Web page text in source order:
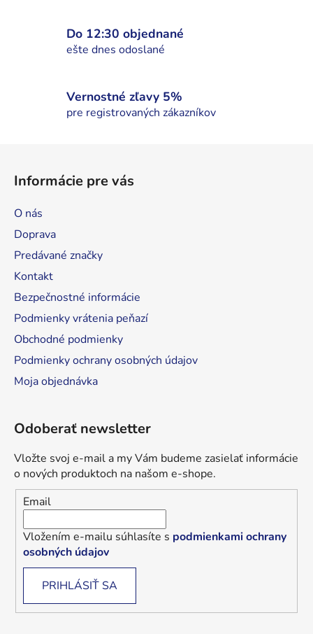
v
k
ý
p
Do 12:30 objednané
ešte dnes odoslané
Vernostné zľavy 5%
pre registrovaných zákazníkov
Informácie pre vás
O nás
Doprava
Predávané značky
Kontakt
Bezpečnostné informácie
Podmienky vrátenia peňazí
Obchodné podmienky
Podmienky ochrany osobných údajov
Moja objednávka
Odoberať newsletter
Vložte svoj e-mail a my Vám budeme zasielať informácie
o nových produktoch na našom e-shope.
Email
Vložením e-mailu súhlasíte s podmienkami ochrany
osobných údajov
PRIHLÁSIŤ SA